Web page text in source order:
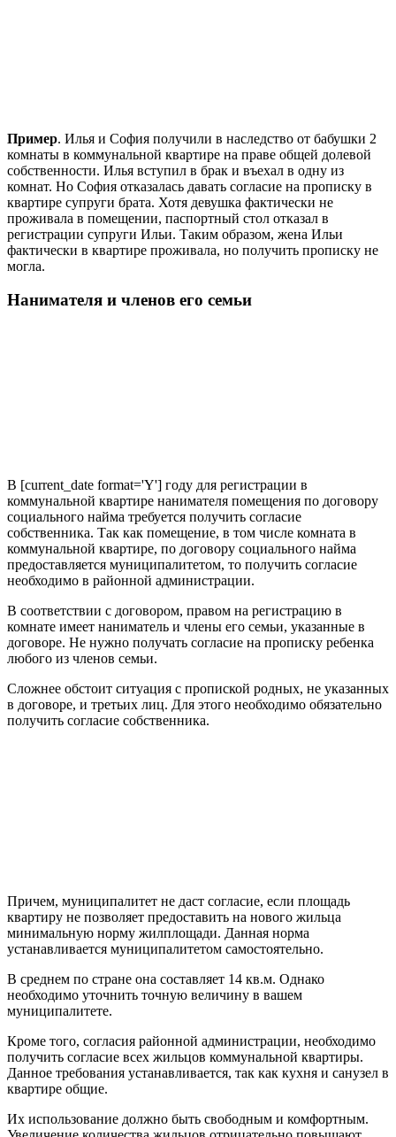
Пример. Илья и София получили в наследство от бабушки 2
комнаты в коммунальной квартире на праве общей долевой
собственности. Илья вступил в брак и въехал в одну из
комнат. Но София отказалась давать согласие на прописку в
квартире супруги брата. Хотя девушка фактически не
проживала в помещении, паспортный стол отказал в
регистрации супруги Ильи. Таким образом, жена Ильи
фактически в квартире проживала, но получить прописку не
могла.
Нанимателя и членов его семьи
В [current_date format='Y'] году для регистрации в
коммунальной квартире нанимателя помещения по договору
социального найма требуется получить согласие
собственника. Так как помещение, в том числе комната в
коммунальной квартире, по договору социального найма
предоставляется муниципалитетом, то получить согласие
необходимо в районной администрации.
В соответствии с договором, правом на регистрацию в
комнате имеет наниматель и члены его семьи, указанные в
договоре. Не нужно получать согласие на прописку ребенка
любого из членов семьи.
Сложнее обстоит ситуация с пропиской родных, не указанных
в договоре, и третьих лиц. Для этого необходимо обязательно
получить согласие собственника.
Причем, муниципалитет не даст согласие, если площадь
квартиру не позволяет предоставить на нового жильца
минимальную норму жилплощади. Данная норма
устанавливается муниципалитетом самостоятельно.
В среднем по стране она составляет 14 кв.м. Однако
необходимо уточнить точную величину в вашем
муниципалитете.
Кроме того, согласия районной администрации, необходимо
получить согласие всех жильцов коммунальной квартиры.
Данное требования устанавливается, так как кухня и санузел в
квартире общие.
Их использование должно быть свободным и комфортным.